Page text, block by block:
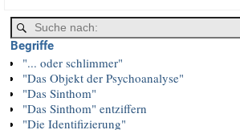
l b
o
o
k
t
e
Begriffe
"... oder schlimmer"
"Das Objekt der Psychoanalyse"
"Das Sinthom"
"Das Sinthom" entziffern
"Die Identifizierung"